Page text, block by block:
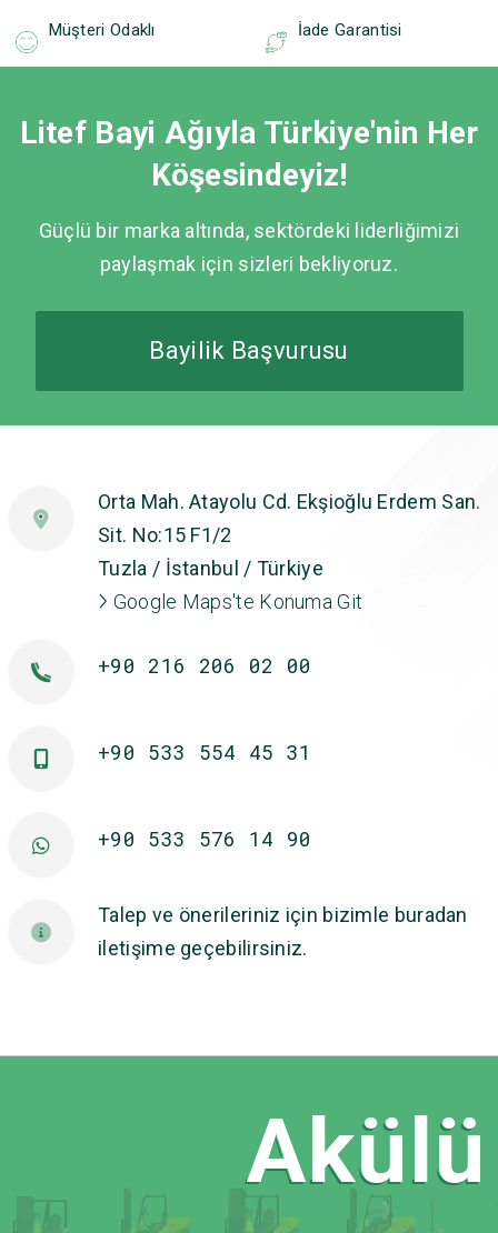
Müşteri Odaklı İade Garantisi
Litef Bayi Ağıyla Türkiye'nin Her
Köşesindeyiz!
Güçlü bir marka altında, sektördeki liderliğimizi
paylaşmak için sizleri bekliyoruz.
Bayilik Başvurusu
Orta Mah. Atayolu Cd. Ekşioğlu Erdem San.
Sit. No:15 F1/2
Tuzla / İstanbul / Türkiye
Google Maps'te Konuma Git
+90 216 206 02 00
+90 533 554 45 31
+90 533 576 14 90
Talep ve önerileriniz için bizimle buradan
iletişime geçebilirsiniz.